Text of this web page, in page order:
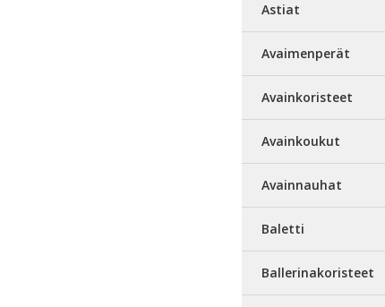
Astiat
Avaimenperät
Avainkoristeet
Avainkoukut
Avainnauhat
Baletti
Ballerinakoristeet